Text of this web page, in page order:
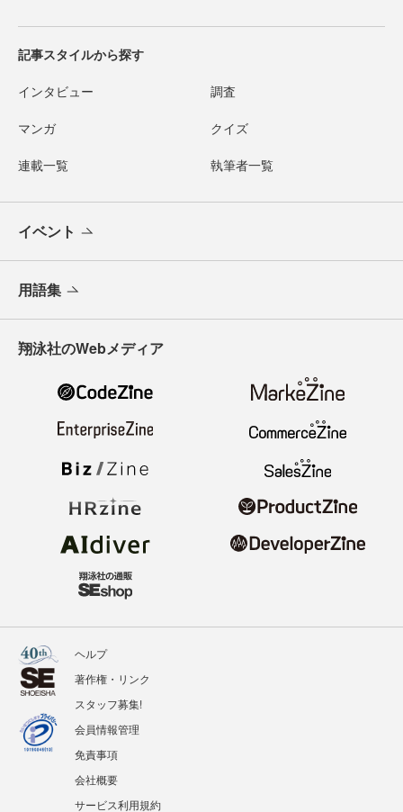
記事スタイルから探す
インタビュー 調査
マンガ クイズ
連載一覧 執筆者一覧
イベント
用語集
翔泳社のWebメディア
ヘルプ
著作権・リンク
スタッフ募集!
会員情報管理
免責事項
会社概要
サービス利用規約